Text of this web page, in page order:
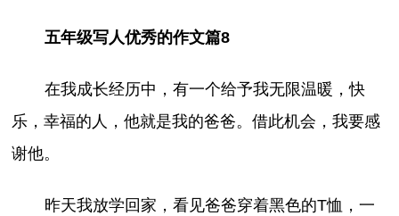
五年级写人优秀的作文篇8
在我成长经历中，有一个给予我无限温暖，快
乐，幸福的人，他就是我的爸爸。借此机会，我要感
谢他。
昨天我放学回家，看见爸爸穿着黑色的T恤，一